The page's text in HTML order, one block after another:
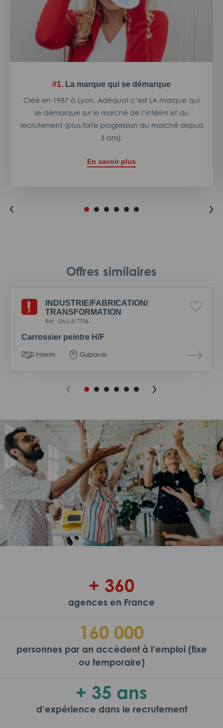
#1. La marque qui se démarque
Créé en 1987 à Lyon, Adéquat c’est LA marque qui
se démarque sur le marché de l’intérim et du
recrutement (plus forte progression du marché depuis
3 ans).
En savoir plus
Offres similaires
INDUSTRIE/FABRICATION/
TRANSFORMATION
Réf : 0AU-317706
Carrossier peintre H/F
Interim Guipavas
+ 360
agences en France
160 000
personnes par an accèdent à l’emploi (fixe
ou temporaire)
+ 35 ans
d’expérience dans le recrutement